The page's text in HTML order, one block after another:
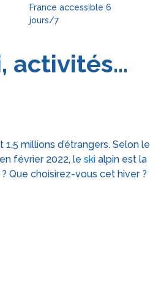
France accessible 6
jours/7
activités...
millions d’étrangers. Selon le
février 2022, le ski alpin est la
Que choisirez-vous cet hiver ?